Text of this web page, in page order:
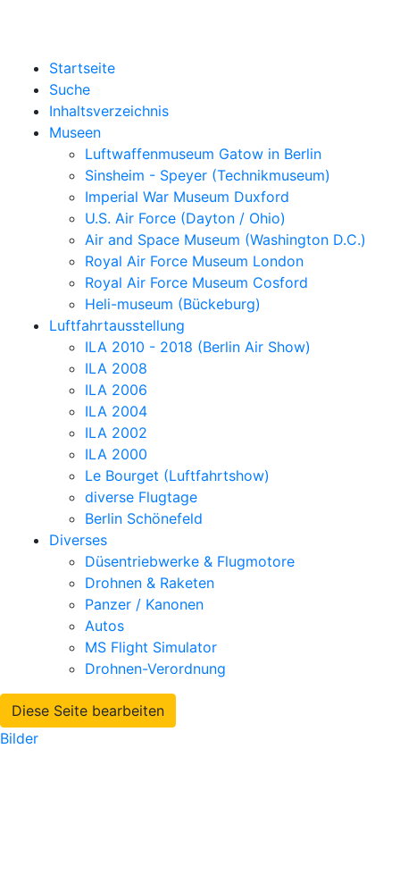
Startseite
Suche
Inhaltsverzeichnis
Museen
Luftwaffenmuseum Gatow in Berlin
Sinsheim - Speyer (Technikmuseum)
Imperial War Museum Duxford
U.S. Air Force (Dayton / Ohio)
Air and Space Museum (Washington D.C.)
Royal Air Force Museum London
Royal Air Force Museum Cosford
Heli-museum (Bückeburg)
Luftfahrtausstellung
ILA 2010 - 2018 (Berlin Air Show)
ILA 2008
ILA 2006
ILA 2004
ILA 2002
ILA 2000
Le Bourget (Luftfahrtshow)
diverse Flugtage
Berlin Schönefeld
Diverses
Düsentriebwerke & Flugmotore
Drohnen & Raketen
Panzer / Kanonen
Autos
MS Flight Simulator
Drohnen-Verordnung
Diese Seite bearbeiten
Bilder